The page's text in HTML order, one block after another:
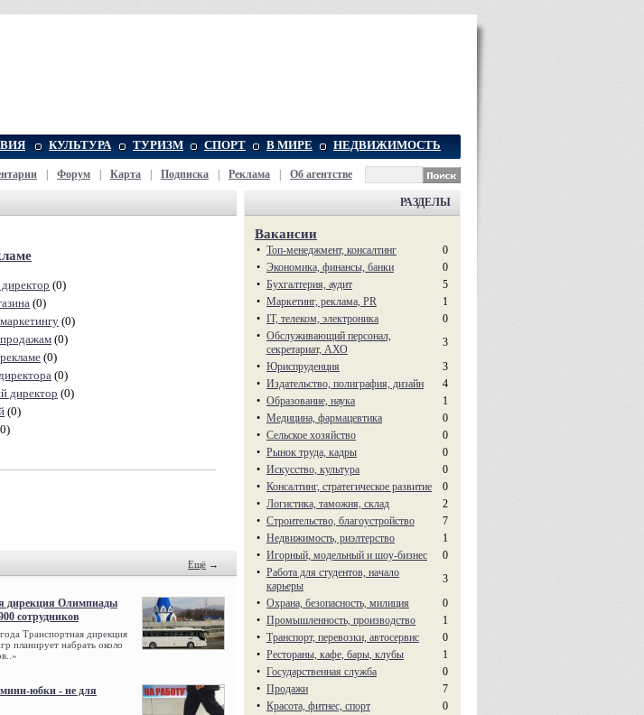
КУЛЬТУРА ТУРИЗМ СПОРТ В МИРЕ НЕДВИЖИМОСТЬ
Форум Карта Подписка Реклама Об агентстве
(0)
(0)
(0)
(0)
(0)
(0)
директор (0)
(0)
Ещё →
дирекция Олимпиады
сотрудников
Транспортная дирекция
планирует набрать около
юбки - не для
РАЗДЕЛЫ
Вакансии
• Топ-менеджмент, консалтинг
0
• Экономика, финансы, банки
0
• Бухгалтерия, аудит
5
• Маркетинг, реклама, PR
1
• IT, телеком, электроника
0
• Обслуживающий персонал,
секретариат, АХО
3
• Юриспруденция
3
• Издательство, полиграфия, дизайн
4
• Образование, наука
1
• Медицина, фармацевтика
0
• Сельское хозяйство
0
• Рынок труда, кадры
0
• Искусство, культура
0
• Консалтинг, стратегическое развитие
0
• Логистика, таможня, склад
2
• Строительство, благоустройство
7
• Недвижимость, риэлтeрство
1
• Игорный, модельный и шоу-бизнес
0
• Работа для студентов, начало
карьеры
3
• Охрана, безопасность, милиция
0
• Промышленность, производство
1
• Транспорт, перевозки, автосервис
0
• Рестораны, кафе, бары, клубы
1
• Государственная служба
0
• Продажи
7
• Красота, фитнес, спорт
0